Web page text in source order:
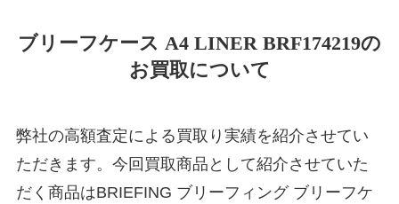
ブリーフケース A4 LINER BRF174219の
お買取について
弊社の高額査定による買取り実績を紹介させてい
ただきます。今回買取商品として紹介させていた
だく商品はBRIEFING ブリーフィング ブリーフケ